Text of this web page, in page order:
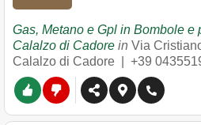
Gas, Metano e Gpl in Bombole e
Calalzo di Cadore in Via
Calalzo di Cadore
+39